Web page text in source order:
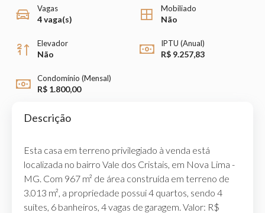
Vagas
4 vaga(s)
Mobiliado
Não
Elevador
Não
IPTU (Anual)
R$ 9.257,83
Condomínio (Mensal)
R$ 1.800,00
Descrição
Esta casa em terreno privilegiado à venda está
localizada no bairro Vale dos Cristais, em Nova Lima -
MG. Com 967 m² de área construída em terreno de
3.013 m², a propriedade possui 4 quartos, sendo 4
suítes, 6 banheiros, 4 vagas de garagem. Valor: R$